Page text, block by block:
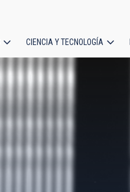
CIENCIA Y TECNOLOGÍA